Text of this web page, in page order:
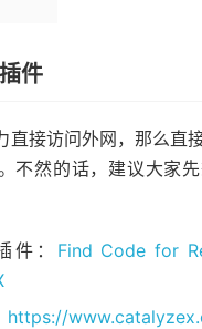
件
直接访问外网，那么直
不然的话，建议大家
件： Find Code for
https://